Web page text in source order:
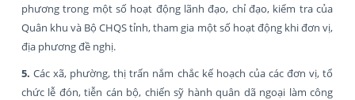
phương trong một số hoạt động lãnh đạo, chỉ đạo, kiểm tra của
Quân khu và Bộ CHQS tỉnh, tham gia một số hoạt động khi đơn vị,
địa phương đề nghị.
5. Các xã, phường, thị trấn nắm chắc kế hoạch của các đơn vị, tổ
chức lễ đón, tiễn cán bộ, chiến sỹ hành quân dã ngoại làm công